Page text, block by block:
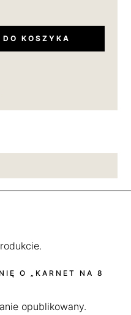
KOSZYKA
O „KARNET NA 8
opublikowany.